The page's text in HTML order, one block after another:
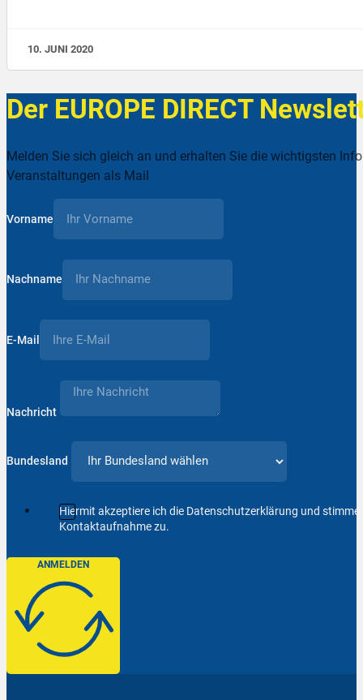
10. JUNI 2020
Der EUROPE DIRECT
Melden Sie sich gleich an und erhalten Sie die wichtigsten
Veranstaltungen als Mail
Vorname
Nachname
E-Mail
Nachricht
Bundesland
Hiermit akzeptiere ich die Datenschutzerklärung und
Kontaktaufnahme zu.
ANMELDEN